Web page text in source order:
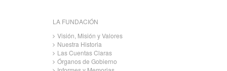
LA FUNDACIÓN
Visión, Misión y Valores
Nuestra Historia
Las Cuentas Claras
Órganos de Gobierno